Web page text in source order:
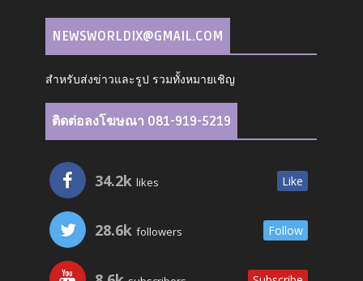
NEWSWORLDIX@GMAIL.COM
สำหรับส่งข่าวและรูป รวมทั้งหมายเชิญ
ติดต่อลงโฆษณา 081-919-5219
34.2k likes Like
28.6k followers Follow